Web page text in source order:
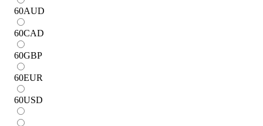
60AUD
60CAD
60GBP
60EUR
60USD